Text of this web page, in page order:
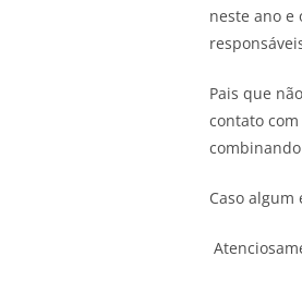
neste ano e
Pais que
contato
Caso algum